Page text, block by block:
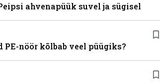
ahvenapüük suvel ja sügisel
PE-nöör kõlbab veel püügiks?